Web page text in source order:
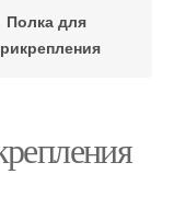
Полка для